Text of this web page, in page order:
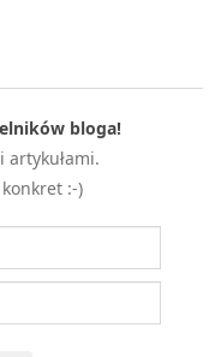
bloga!
artykułami.
:-)